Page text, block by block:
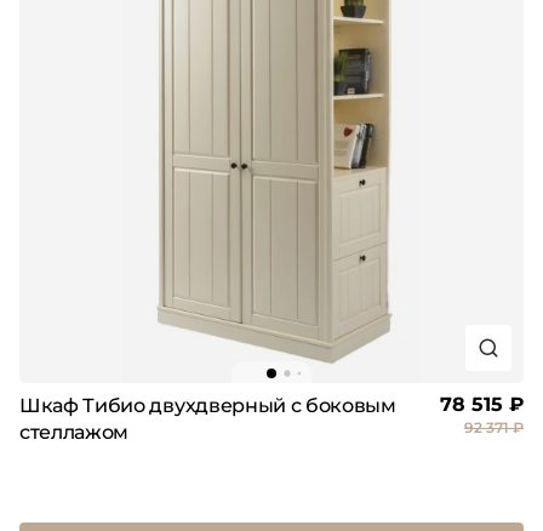
Шкаф Тибио двухдверный с боковым
стеллажом
78 515 ₽
92 371 ₽